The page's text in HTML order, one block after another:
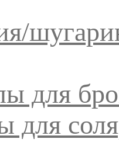
для
для